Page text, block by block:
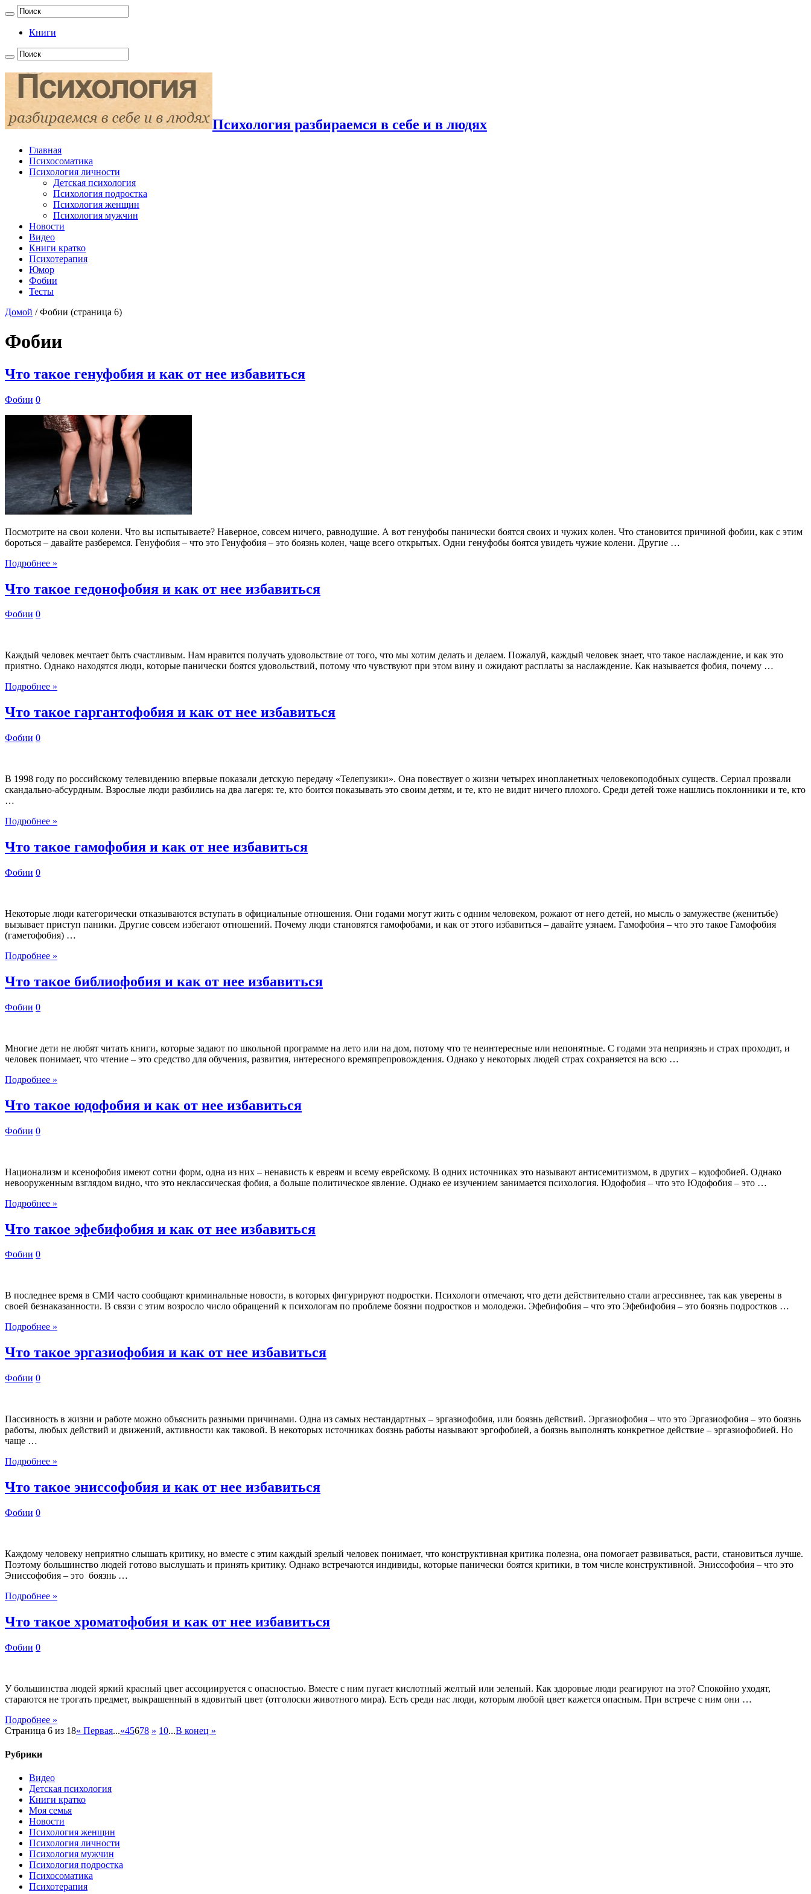
Книги
Психология разбираемся в себе и в людях
Главная
Психосоматика
Психология личности
Детская психология
Психология подростка
Психология женщин
Психология мужчин
Новости
Видео
Книги кратко
Психотерапия
Юмор
Фобии
Тесты
Домой / Фобии (страница 6)
Фобии
Что такое генуфобия и как от нее избавиться
Фобии 0
Посмотрите на свои колени. Что вы испытываете? Наверное, совсем ничего, равнодушие. А вот генуфобы панически боятся своих и чужих колен. Что становится причиной фобии, как с этим
бороться – давайте разберемся. Генуфобия – что это Генуфобия – это боязнь колен, чаще всего открытых. Одни генуфобы боятся увидеть чужие колени. Другие …
Подробнее »
Что такое гедонофобия и как от нее избавиться
Фобии 0
Каждый человек мечтает быть счастливым. Нам нравится получать удовольствие от того, что мы хотим делать и делаем. Пожалуй, каждый человек знает, что такое наслаждение, и как это
приятно. Однако находятся люди, которые панически боятся удовольствий, потому что чувствуют при этом вину и ожидают расплаты за наслаждение. Как называется фобия, почему …
Подробнее »
Что такое гаргантофобия и как от нее избавиться
Фобии 0
В 1998 году по российскому телевидению впервые показали детскую передачу «Телепузики». Она повествует о жизни четырех инопланетных человекоподобных существ. Сериал прозвали
скандально-абсурдным. Взрослые люди разбились на два лагеря: те, кто боится показывать это своим детям, и те, кто не видит ничего плохого. Среди детей тоже нашлись поклонники и те, кто
…
Подробнее »
Что такое гамофобия и как от нее избавиться
Фобии 0
Некоторые люди категорически отказываются вступать в официальные отношения. Они годами могут жить с одним человеком, рожают от него детей, но мысль о замужестве (женитьбе)
вызывает приступ паники. Другие совсем избегают отношений. Почему люди становятся гамофобами, и как от этого избавиться – давайте узнаем. Гамофобия – что это такое Гамофобия
(гаметофобия) …
Подробнее »
Что такое библиофобия и как от нее избавиться
Фобии 0
Многие дети не любят читать книги, которые задают по школьной программе на лето или на дом, потому что те неинтересные или непонятные. С годами эта неприязнь и страх проходит, и
человек понимает, что чтение – это средство для обучения, развития, интересного времяпрепровождения. Однако у некоторых людей страх сохраняется на всю …
Подробнее »
Что такое юдофобия и как от нее избавиться
Фобии 0
Национализм и ксенофобия имеют сотни форм, одна из них – ненависть к евреям и всему еврейскому. В одних источниках это называют антисемитизмом, в других – юдофобией. Однако
невооруженным взглядом видно, что это неклассическая фобия, а больше политическое явление. Однако ее изучением занимается психология. Юдофобия – что это Юдофобия – это …
Подробнее »
Что такое эфебифобия и как от нее избавиться
Фобии 0
В последнее время в СМИ часто сообщают криминальные новости, в которых фигурируют подростки. Психологи отмечают, что дети действительно стали агрессивнее, так как уверены в
своей безнаказанности. В связи с этим возросло число обращений к психологам по проблеме боязни подростков и молодежи. Эфебифобия – что это Эфебифобия – это боязнь подростков …
Подробнее »
Что такое эргазиофобия и как от нее избавиться
Фобии 0
Пассивность в жизни и работе можно объяснить разными причинами. Одна из самых нестандартных – эргазиофобия, или боязнь действий. Эргазиофобия – что это Эргазиофобия – это боязнь
работы, любых действий и движений, активности как таковой. В некоторых источниках боязнь работы называют эргофобией, а боязнь выполнять конкретное действие – эргазиофобией. Но
чаще …
Подробнее »
Что такое эниссофобия и как от нее избавиться
Фобии 0
Каждому человеку неприятно слышать критику, но вместе с этим каждый зрелый человек понимает, что конструктивная критика полезна, она помогает развиваться, расти, становиться лучше.
Поэтому большинство людей готово выслушать и принять критику. Однако встречаются индивиды, которые панически боятся критики, в том числе конструктивной. Эниссофобия – что это
Эниссофобия – это боязнь …
Подробнее »
Что такое хроматофобия и как от нее избавиться
Фобии 0
У большинства людей яркий красный цвет ассоциируется с опасностью. Вместе с ним пугает кислотный желтый или зеленый. Как здоровые люди реагируют на это? Спокойно уходят,
стараются не трогать предмет, выкрашенный в ядовитый цвет (отголоски животного мира). Есть среди нас люди, которым любой цвет кажется опасным. При встрече с ним они …
Подробнее »
Страница 6 из 18« Первая...«45678 » 10...В конец »
Рубрики
Видео
Детская психология
Книги кратко
Моя семья
Новости
Психология женщин
Психология личности
Психология мужчин
Психология подростка
Психосоматика
Психотерапия